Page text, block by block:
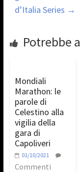
d’Italia Series →
Potrebbe
Mondiali
Marathon: le
parole di
Celestino alla
vigilia della
gara di
Capoliveri
01/10/2021
Commenti